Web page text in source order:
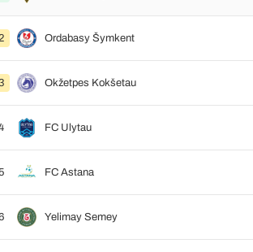
Ordabasy Šymkent
Okžetpes Kokšetau
FC Ulytau
FC Astana
Yelimay Semey